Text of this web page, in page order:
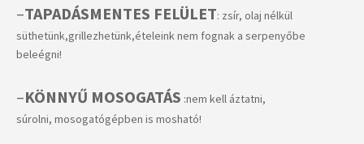
–TAPADÁSMENTES FELÜLET: zsír, olaj nélkül
süthetünk,grillezhetünk,ételeink nem fognak a serpenyőbe
beleégni!
–KÖNNYŰ MOSOGATÁS :nem kell áztatni,
súrolni, mosogatógépben is mosható!